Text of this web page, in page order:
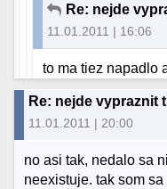
Re: nejde
11.01.2011 | 16:06
to ma tiez napadlo
Re: nejde vypraznit
11.01.2011 | 20:00
no asi tak, nedalo sa
neexistuje. tak som